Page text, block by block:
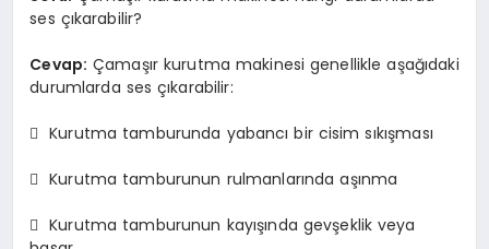
ses çıkarabilir?
Cevap: Çamaşır kurutma makinesi genellikle aşağıdaki
durumlarda ses çıkarabilir:
 Kurutma tamburunda yabancı bir cisim sıkışması
 Kurutma tamburunun rulmanlarında aşınma
 Kurutma tamburunun kayışında gevşeklik veya